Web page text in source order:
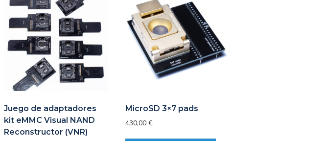
Juego de adaptadores
kit eMMC Visual NAND
Reconstructor (VNR)
MicroSD 3×7 pads
430,00€